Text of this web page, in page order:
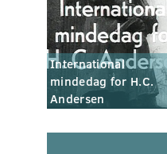
International
mindedag for H.C.
Andersen